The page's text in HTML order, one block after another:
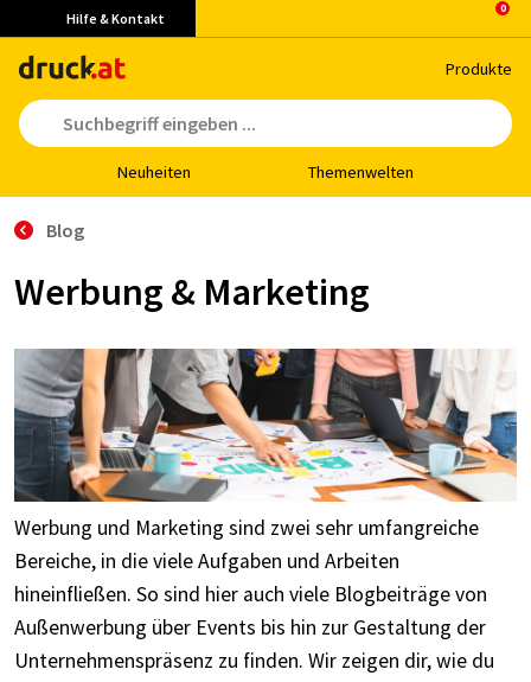
Hilfe & Kontakt
Pro­duk­te
Neu­hei­ten The­men­wel­ten
Blog
Werbung & Marketing
Werbung und Marketing sind zwei sehr umfangreiche
Bereiche, in die viele Aufgaben und Arbeiten
hineinfließen. So sind hier auch viele Blogbeiträge von
Außenwerbung über Events bis hin zur Gestaltung der
Unternehmenspräsenz zu finden. Wir zeigen dir, wie du